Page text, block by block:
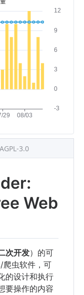
Web
次开发）的可
爬虫软件，可
的设计和执行
要操作的内容
AGPL-3.0